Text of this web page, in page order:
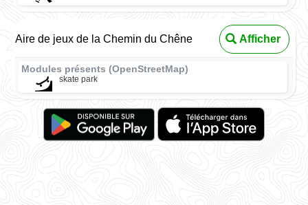
Aire de jeux de la Chemin du Chêne Afficher
Modules présents (OpenStreetMap)
skate park